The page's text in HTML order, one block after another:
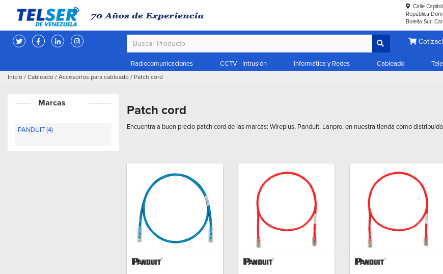
Calle
República
Boleíta Sur.
Radiocomunicaciones CCTV - Intrusión Informática y Redes Cableado
Inicio / Cableado / Accesorios para cableado / Patch cord
Marcas
PANDUIT (4)
Patch cord
Encuentra a buen precio patch cord de las marcas: Wireplus, Panduit, Lanpro, en nuestra tienda como